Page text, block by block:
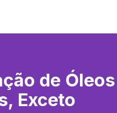
de Óleos
Exceto